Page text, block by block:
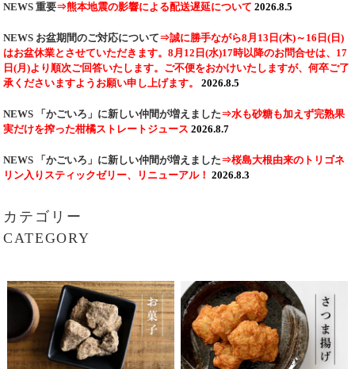
NEWS 重要⇒熊本地震の影響による配送遅延について 2026.8.5
NEWS お盆期間のご対応について⇒誠に勝手ながら8月13日(木)～16日(日)
はお盆休業とさせていただきます。8月12日(水)17時以降のお問合せは、17
日(月)より順次ご回答いたします。ご不便をおかけいたしますが、何卒ご了
承くださいますようお願い申し上げます。
2026.8.5
NEWS 「かごいろ」に新しい仲間が増えました⇒水も砂糖も加えず完熟果
実だけを搾った柑橘ストレートジュース 2026.8.7
NEWS 「かごいろ」に新しい仲間が増えました⇒桜島大根由来のトリゴネ
リン入りスティックゼリー、リニューアル！ 2026.8.3
カテゴリー
CATEGORY